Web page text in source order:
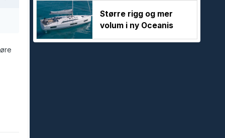
Større rigg og mer
volum i ny Oceanis